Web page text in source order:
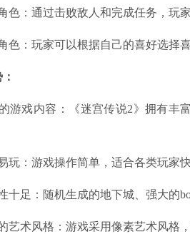
色：通过击败敌人和完成任务，玩
色：玩家可以根据自己的喜好选择
游戏内容：《迷宫传说2》拥有丰
玩：游戏操作简单，适合各类玩家
十足：随机生成的地下城、强大的
艺术风格：游戏采用像素艺术风格